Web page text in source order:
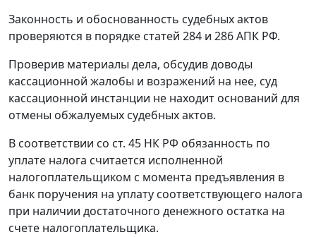
Законность и обоснованность судебных актов
проверяются в порядке статей 284 и 286АПК РФ.
Проверив материалы дела, обсудив доводы
кассационной жалобы и возражений на нее, суд
кассационной инстанции не находит оснований для
отмены обжалуемых судебных актов.
В соответствии со ст. 45 НК РФ обязанность по
уплате налога считается исполненной
налогоплательщиком с момента предъявления в
банк поручения на уплату соответствующего налога
при наличии достаточного денежного остатка на
счете налогоплательщика.